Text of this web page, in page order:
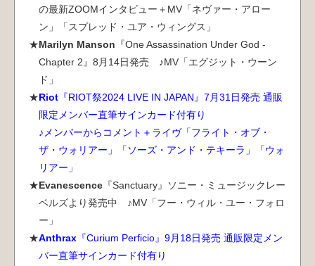
発売決定 [2026.6.30] Sinner
発売決定 [2026.6.30] The Eternal
本日発売
発売決定 [2026.6.22] Marilyn Manson
ＴＶ OA情報 [2026.6.22] 放送決定
発売決定 [2026.6.19] Anthrax
の最新ZOOMインタビュー＋MV「ネヴァー・アロー
ン」「スプレッド・ユア・ウィングス」
Marilyn Manson 『One Assassination Under God -
Chapter 2』8月14日発売 ♪MV「エグジット・ウーン
ド」
Riot 『RIOT祭2024 LIVE IN JAPAN』7月31日発売 通販
限定メンバー直筆サインカード付有り
♪メンバーからコメント＋ライヴ「フライト・オブ・
ザ・ウォリアー」「ソーズ・アンド・テキーラ」「ウォ
リアー」
Evanescence 『Sanctuary』ソニー・ミュージックレー
ベルズより発売中 ♪MV「フー・ウィル・ユー・フォロ
ー」
Anthrax 『Curium Perficio』9月18日発売 通販限定メン
バー直筆サインカード付有り